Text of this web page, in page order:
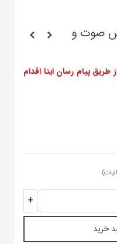
صوت و
پیام رسان ایتا اقدام
+
خرید